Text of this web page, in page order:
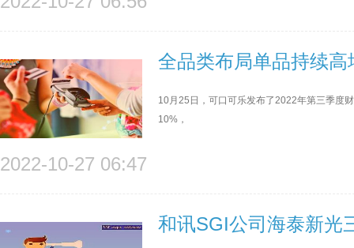
全品类布局单品持续
10月25日，可口可乐发布了2022年第三季度
10%，
2022-10-27 06:47
和讯SGI公司海泰新光